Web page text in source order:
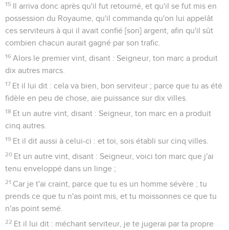
15 Il arriva donc après qu'il fut retourné, et qu'il se fut mis en
possession du Royaume, qu'il commanda qu'on lui appelât
ces serviteurs à qui il avait confié [son] argent, afin qu'il sût
combien chacun aurait gagné par son trafic.
16 Alors le premier vint, disant : Seigneur, ton marc a produit
dix autres marcs.
17 Et il lui dit : cela va bien, bon serviteur ; parce que tu as été
fidèle en peu de chose, aie puissance sur dix villes.
18 Et un autre vint, disant : Seigneur, ton marc en a produit
cinq autres.
19 Et il dit aussi à celui-ci : et toi, sois établi sur cinq villes.
20 Et un autre vint, disant : Seigneur, voici ton marc que j'ai
tenu enveloppé dans un linge ;
21 Car je t'ai craint, parce que tu es un homme sévère ; tu
prends ce que tu n'as point mis, et tu moissonnes ce que tu
n'as point semé.
22 Et il lui dit : méchant serviteur, je te jugerai par ta propre